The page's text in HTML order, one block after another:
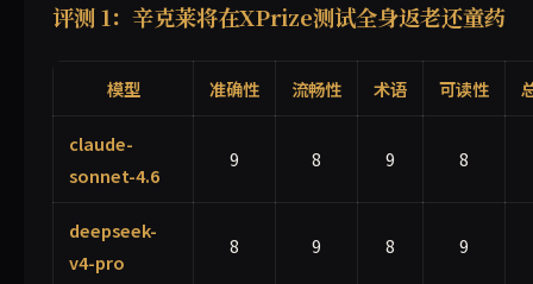
评测 1：辛克莱将在XPrize测试全身返老还童药
模型 准确性 流畅性 术语 可读性
claude-
sonnet-4.6
9 8 9 8
deepseek-
v4-pro
8 9 8 9